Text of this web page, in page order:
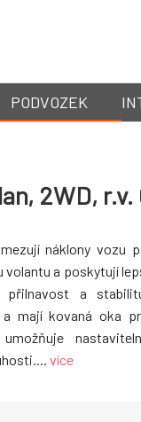
PODVOZEK
2WD,
náklony vozu
volantu a poskytují
a
mají kovaná oka
více